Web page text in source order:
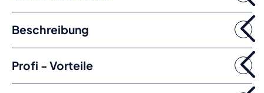
Beschreibung
Profi - Vorteile